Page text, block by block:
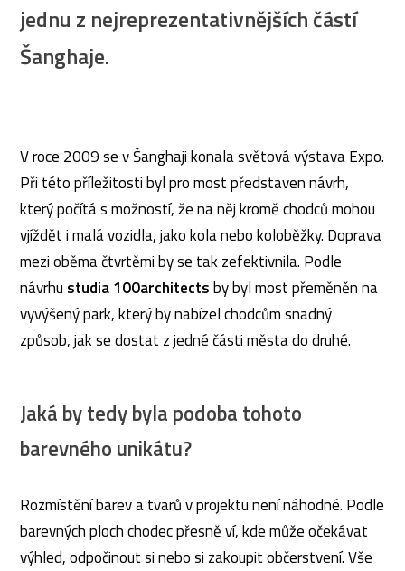
jednu z nejreprezentativnějších částí
Šanghaje.
V roce 2009 se v Šanghaji konala světová výstava Expo.
Při této příležitosti byl pro most představen návrh,
který počítá s možností, že na něj kromě chodců mohou
vjíždět i malá vozidla, jako kola nebo koloběžky. Doprava
mezi oběma čtvrtěmi by se tak zefektivnila. Podle
návrhu studia 100architectsby byl most přeměněn na
vyvýšený park, který by nabízel chodcům snadný
způsob, jak se dostat z jedné části města do druhé.
Jaká by tedy byla podoba tohoto
barevného unikátu?
Rozmístění barev a tvarů v projektu není náhodné. Podle
barevných ploch chodec přesně ví, kde může očekávat
výhled, odpočinout si nebo si zakoupit občerstvení. Vše